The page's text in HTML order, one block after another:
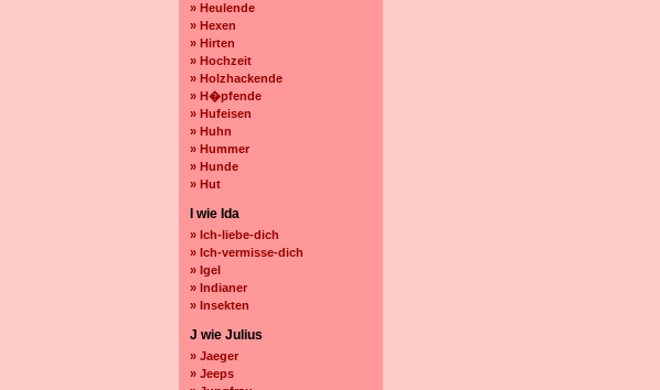
» Heulende
» Hexen
» Hirten
» Hochzeit
» Holzhackende
» H�pfende
» Hufeisen
» Huhn
» Hummer
» Hunde
» Hut
I wie Ida
» Ich-liebe-dich
» Ich-vermisse-dich
» Igel
» Indianer
» Insekten
J wie Julius
» Jaeger
» Jeeps